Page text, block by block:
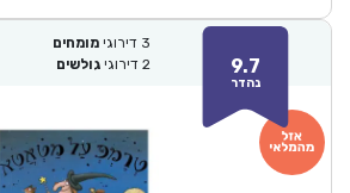
9.7
נהדר
3 דירוגי מומחים
2 דירוגי גולשים